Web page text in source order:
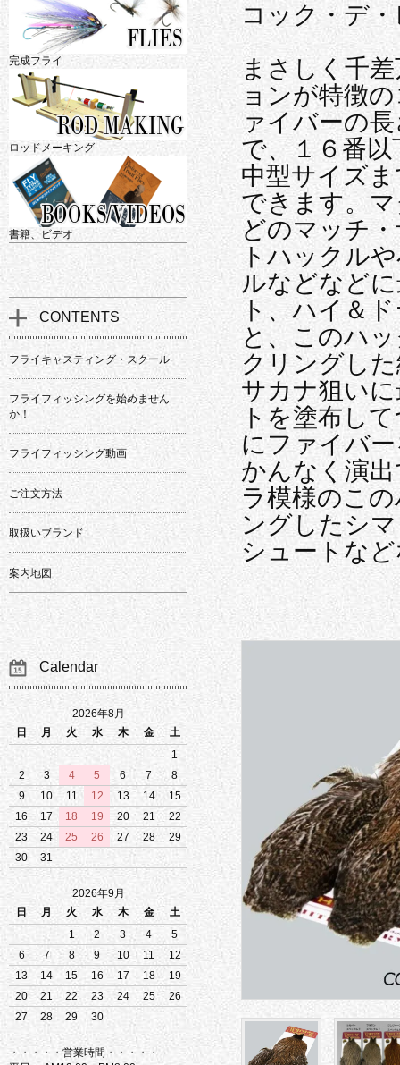
コック・デ
まさしく千
ョンが特徴
ァイバーの
で、１６番
中型サイズ
できます。
どのマッチ
トハックル
ルなどなど
ト、ハイ＆
と、このハ
クリングし
サカナ狙い
トを塗布し
にファイバ
かんなく演
ラ模様のこ
ングしたシ
シュートな
完成フライ
ロッドメーキング
書籍、ビデオ
CONTENTS
フライキャスティング・スクール
フライフィッシングを始めません
か！
フライフィッシング動画
ご注文方法
取扱いブランド
案内地図
Calendar
2026年8月
日
月 火 水 木 金
土
1
2
3 4 5 6 7
8
9
10 11 12 13 14
15
16
17 18 19 20 21
22
23
24 25 26 27 28
29
30
31
2026年9月
日
月 火 水 木 金
土
1
2 3 4
5
6
7 8 9 10 11
12
13
14 15 16 17 18
19
20
21 22 23 24 25
26
27
28 29 30
・・・・・営業時間・・・・・